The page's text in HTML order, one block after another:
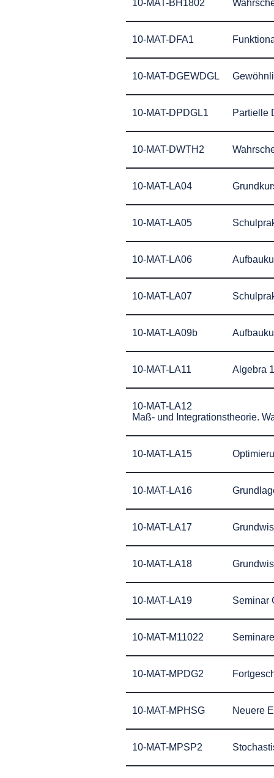
10-MAT-BH1802
10-MAT-DFA1
10-MAT-DGEWDGL
10-MAT-DPDGL1 Partielle
10-MAT-DWTH2
10-MAT-LA04
10-MAT-LA05
10-MAT-LA06
10-MAT-LA07
10-MAT-LA09b
10-MAT-LA11 Algebra
10-MAT-LA12
Maß- und Integrationstheorie.
10-MAT-LA15
10-MAT-LA16
10-MAT-LA17
10-MAT-LA18
10-MAT-LA19 Seminar
10-MAT-M11022
10-MAT-MPDG2
10-MAT-MPHSG Neuere
10-MAT-MPSP2